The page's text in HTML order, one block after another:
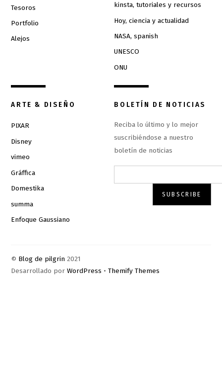
Tesoros
Portfolio
Alejos
kinsta, tutoriales y recursos
Hoy, ciencia y actualidad
NASA, spanish
UNESCO
ONU
ARTE & DISEÑO
PIXAR
Disney
vimeo
Gráffica
Domestika
summa
Enfoque Gaussiano
BOLETÍN DE NOTICIAS
Reciba lo último y lo mejor
suscribiéndose a nuestro
boletín de noticias
© Blog de pilgrin 2021
Desarrollado porWordPress •Themify Themes